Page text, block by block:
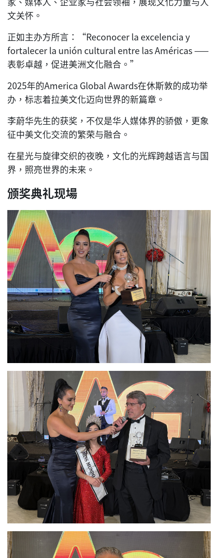
文关怀。
正如主办方所言：“Reconocer la excelencia y
fortalecer la unión cultural entre las Américas ——
表彰卓越，促进美洲文化融合。”
2025年的America Global Awards在休斯敦的成功举
办，标志着拉美文化迈向世界的新篇章。
李蔚华先生的获奖，不仅是华人媒体界的骄傲，更象
征中美文化交流的繁荣与融合。
在星光与旋律交织的夜晚，文化的光辉跨越语言与国
界，照亮世界的未来。
颁奖典礼现場